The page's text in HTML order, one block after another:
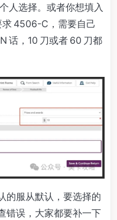
人选择。或者你想填入
求 4506-C，需要自己
话，10 刀或者 60 刀都
的服从默认，要选择的
错误，大家都要补一下